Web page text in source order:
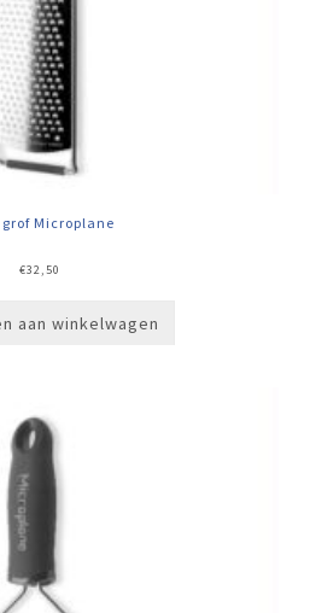
grof Microplane
€32,50
aan winkelwagen